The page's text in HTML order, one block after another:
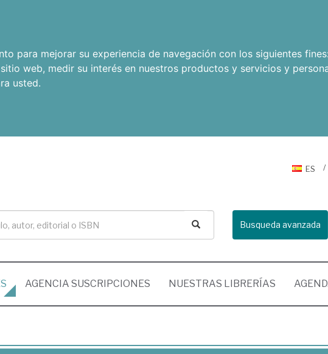
para mejorar su experiencia de navegación con los siguientes
web, medir su interés en nuestros productos y servicios y
usted.
ES
Busqueda avanzada
AGENCIA SUSCRIPCIONES NUESTRAS LIBRERÍAS